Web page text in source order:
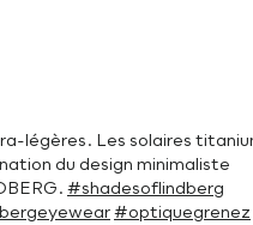
légères. Les solaires
du design minimaliste
#shadesoflindberg
#optiquegrenez